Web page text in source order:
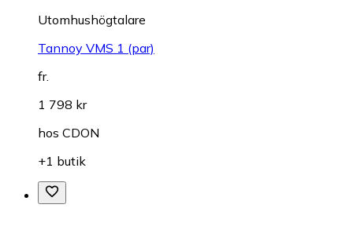
Utomhushögtalare
Tannoy VMS 1 (par)
fr.
1 798 kr
hos CDON
+1 butik